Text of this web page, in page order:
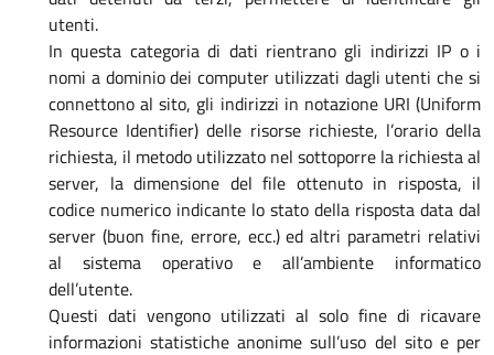
utenti.
In questa categoria di dati rientrano gli indirizzi IP o i
nomi a dominio dei computer utilizzati dagli utenti che si
connettono al sito, gli indirizzi in notazione URI (Uniform
Resource Identifier) delle risorse richieste, l’orario della
richiesta, il metodo utilizzato nel sottoporre la richiesta al
server, la dimensione del file ottenuto in risposta, il
codice numerico indicante lo stato della risposta data dal
server (buon fine, errore, ecc.) ed altri parametri relativi
al sistema operativo e all’ambiente informatico
dell’utente.
Questi dati vengono utilizzati al solo fine di ricavare
informazioni statistiche anonime sull’uso del sito e per